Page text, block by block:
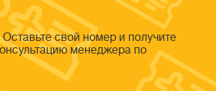
свой номер и получите
менеджера по